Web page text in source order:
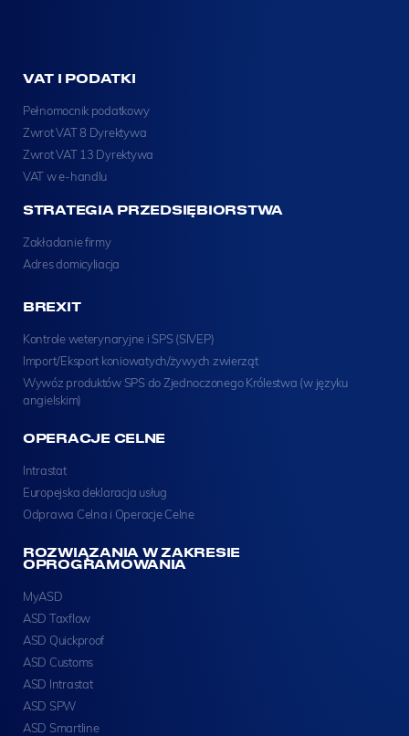
VAT I PODATKI
Pełnomocnik podatkowy
Zwrot VAT 8 Dyrektywa
Zwrot VAT 13 Dyrektywa
VAT w e-handlu
STRATEGIA PRZEDSIĘBIORSTWA
Zakładanie firmy
Adres domicyliacja
BREXIT
Kontrole weterynaryjne i SPS (SIVEP)
Import/Eksport koniowatych/żywych zwierząt
Wywóz produktów SPS do Zjednoczonego Królestwa (w języku
angielskim)
OPERACJE CELNE
Intrastat
Europejska deklaracja usług
Odprawa Celna i Operacje Celne
ROZWIĄZANIA W ZAKRESIE
OPROGRAMOWANIA
MyASD
ASD Taxflow
ASD Quickproof
ASD Customs
ASD Intrastat
ASD SPW
ASD Smartline